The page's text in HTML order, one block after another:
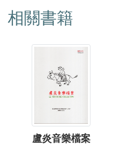
相關書籍
盧炎音樂檔案